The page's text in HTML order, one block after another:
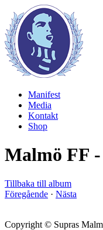
Manifest
Media
Kontakt
Shop
Malmö FF
Tillbaka till album
Föregående · Nästa
Copyright © Supras